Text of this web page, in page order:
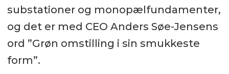
substationer og monopælfundamenter,
og det er med CEO Anders Søe-Jensens
ord ”Grøn omstilling i sin smukkeste
form”.